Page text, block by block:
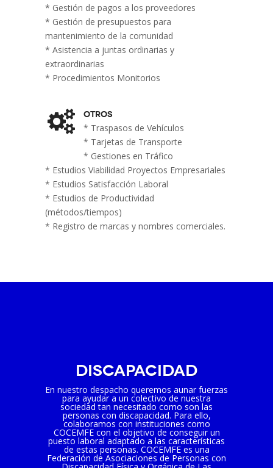
* Gestión de pagos a los proveedores
* Gestión de presupuestos para
mantenimiento de la comunidad
* Asistencia a juntas ordinarias y
extraordinarias
* Procedimientos Monitorios
Otros
* Traspasos de Vehículos
* Tarjetas de Transporte
* Gestiones en Tráfico
* Estudios Viabilidad Proyectos Empresariales
* Estudios Satisfacción Laboral
* Estudios de Productividad
(métodos/tiempos)
* Registro de marcas y nombres comerciales.
Discapacidad
En nuestro despacho queremos aunar fuerzas
para ayudar a un colectivo de nuestra
sociedad tan necesitado como son las
personas con discapacidad. Para ello,
colaboramos con instituciones como
COCEMFE con el objetivo de conseguir un
puesto laboral adaptado a las características
de estas personas. COCEMFE es una
Federación de Asociaciones de Personas con